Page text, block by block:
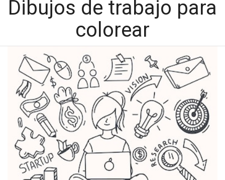
Dibujos de trabajo para
colorear